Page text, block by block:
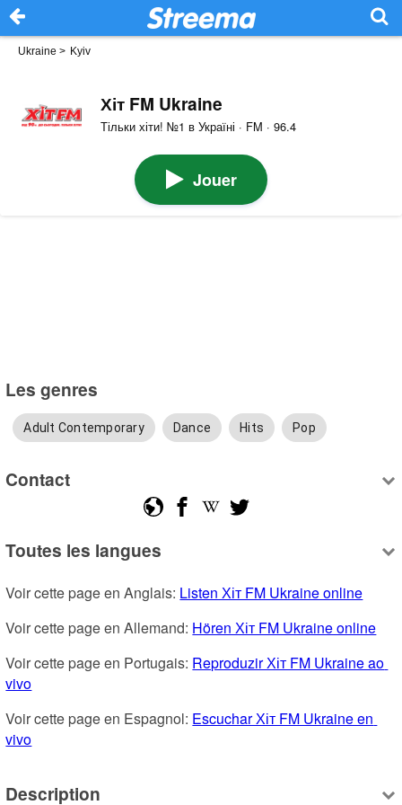
Ukraine > Kyiv
Хіт FM Ukraine
Тільки хіти! №1 в Україні · FM · 96.4
Jouer
Les genres
Adult Contemporary Dance Hits Pop
Contact
Toutes les langues
Voir cette page en Anglais: Listen Хіт FM Ukraine online
Voir cette page en Allemand: Hören Хіт FM Ukraine online
Voir cette page en Portugais: Reproduzir Хіт FM Ukraine ao
vivo
Voir cette page en Espagnol: Escuchar Хіт FM Ukraine en
vivo
Description